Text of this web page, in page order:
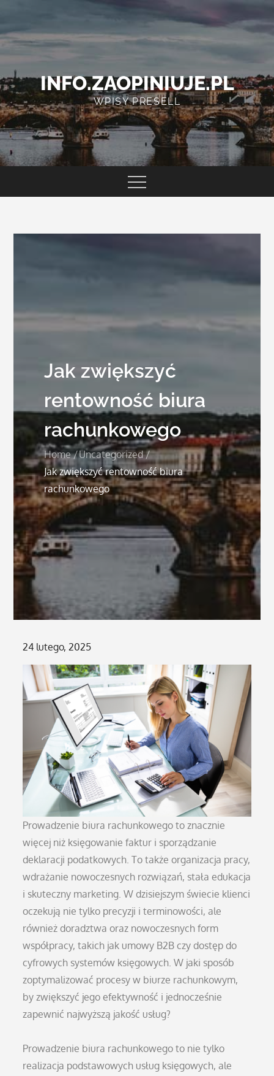
content
INFO.ZAOPINIUJE.PL
WPISY PRESELL
Jak zwiększyć
rentowność biura
rachunkowego
Home
Uncategorized
Jak zwiększyć rentowność biura
rachunkowego
Posted
on
24 lutego, 2025
Prowadzenie biura rachunkowego to znacznie
więcej niż księgowanie faktur i sporządzanie
deklaracji podatkowych. To także organizacja pracy,
wdrażanie nowoczesnych rozwiązań, stała edukacja
i skuteczny marketing. W dzisiejszym świecie klienci
oczekują nie tylko precyzji i terminowości, ale
również doradztwa oraz nowoczesnych form
współpracy, takich jak umowy B2B czy dostęp do
cyfrowych systemów księgowych. W jaki sposób
zoptymalizować procesy w biurze rachunkowym,
by zwiększyć jego efektywność i jednocześnie
zapewnić najwyższą jakość usług?
Prowadzenie biura rachunkowego to nie tylko
realizacja podstawowych usług księgowych, ale